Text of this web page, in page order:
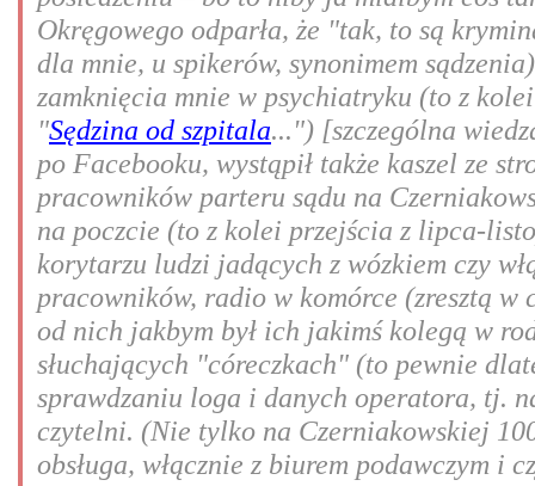
Okręgowego odparła, że "tak, to są
dla mnie, u spikerów, synonimem
zamknięcia mnie w psychiatryku (to z
"Sędzina od szpitala...") [szczególna
po Facebooku, wystąpił także kaszel ze
pracowników parteru sądu na
na poczcie (to z kolei przejścia z lipca-
korytarzu ludzi jadących z wózkiem czy
pracowników, radio w komórce (zresztą w
od nich jakbym był ich jakimś kolegą w
słuchających "córeczkach" (to pewnie
sprawdzaniu loga i danych operatora, tj.
czytelni. (Nie tylko na Czerniakowskiej
obsługa, włącznie z biurem podawczym i